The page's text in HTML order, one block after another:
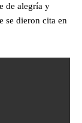
de alegría y
se dieron cita en